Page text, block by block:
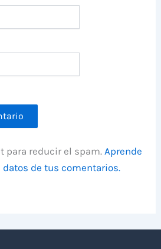
para reducir el spam.Aprende
de tus comentarios.